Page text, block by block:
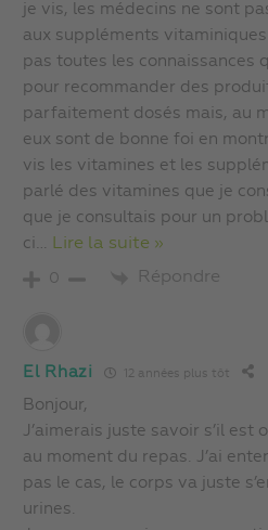
je vis, les médecins ne sont
aux suppléments vitaminiques
pas toutes les connaissances
pour recommander des
parfaitement dosés mais, au
eux sont de bonne foi en
vis les vitamines et les
parlé des vitamines que je
que je consultais pour un
ci … Lire la suite »
0 Répondre
El Rhazi 12 années plus tôt
Bonjour,
J’aimerais juste savoir s’il est
au moment du repas. J’ai
pas le cas, le corps va juste
urines.